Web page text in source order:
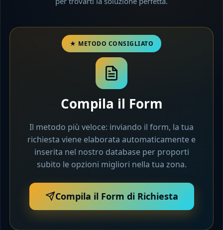
Compila il Form
Il metodo più veloce: inviando il form, la tua
richiesta viene elaborata automaticamente e
inserita nel nostro database per proporti
subito le opzioni migliori nella tua zona.
Compila il Form di Richiesta